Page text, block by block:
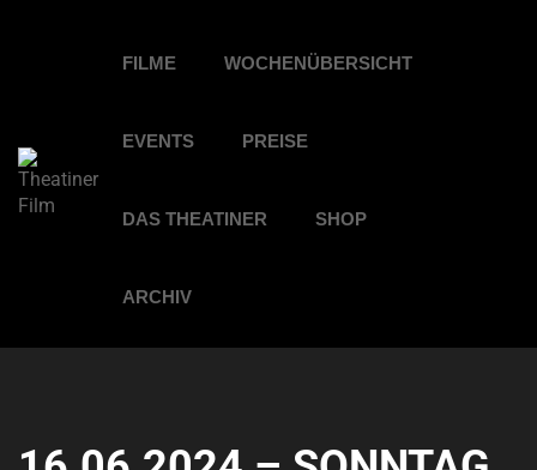
FILME WOCHENÜBERSICHT
EVENTS PREISE
DAS THEATINER SHOP
ARCHIV